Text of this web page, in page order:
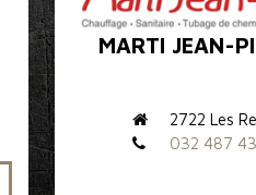
MARTI JEAN-
2722 Les
032 487